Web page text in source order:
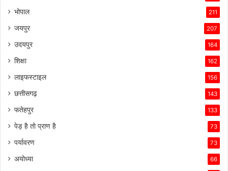
भोपाल 211
जयपुर 207
उदयपुर 164
शिक्षा 162
लाइफस्टाइल 156
छत्तीसगढ़ 143
फतेहपुर 133
पेड़ है तो प्राण है 73
पर्यावरण 73
अयोध्या 66